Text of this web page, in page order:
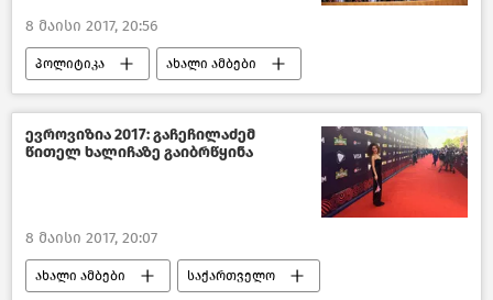
8 მაისი 2017, 20:56
პოლიტიკა ახალი ამბები
საქართველო
ევროვიზია 2017: გაჩეჩილაძემ
წითელ ხალიჩაზე გაიბრწყინა
8 მაისი 2017, 20:07
ახალი ამბები საქართველო